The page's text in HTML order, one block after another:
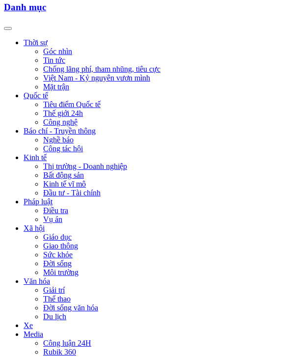
Danh mục
Thời sự
Góc nhìn
Tin tức
Chống lãng phí, tham nhũng, tiêu cực
Việt Nam - Kỷ nguyên vươn mình
Mặt trận
Quốc tế
Tiêu điểm Quốc tế
Thế giới 24h
Công nghệ
Báo chí - Truyền thông
Nghề báo
Công tác hội
Kinh tế
Thị trường - Doanh nghiệp
Bất động sản
Kinh tế vĩ mô
Đầu tư - Tài chính
Pháp luật
Điều tra
Vụ án
Xã hội
Giáo dục
Giao thông
Sức khỏe
Đời sống
Môi trường
Văn hóa
Giải trí
Thể thao
Đời sống văn hóa
Du lịch
Xe
Media
Công luận 24H
Rubik 360